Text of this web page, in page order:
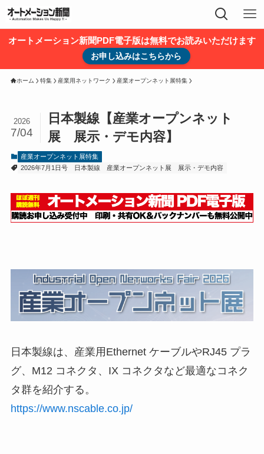
オートメーション新聞PDF電子版は無料でお読みいただけます
お申し込みはこちらから
ホーム 特集 産業用ネットワーク 産業オープンネット展特集
日本製線【産業オープンネット
展 展示・デモ内容】
2026
7/04
産業オープンネット展特集
2026年7月1日号
日本製線 産業オープンネット展 展示・デモ内容
日本製線は、産業用Ethernet ケーブルやRJ45 プラ
グ、M12 コネクタ、IX コネクタなど最適なコネク
タ群を紹介する。
https://www.nscable.co.jp/